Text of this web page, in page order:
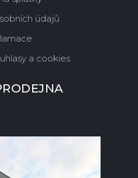
údajů
a cookies